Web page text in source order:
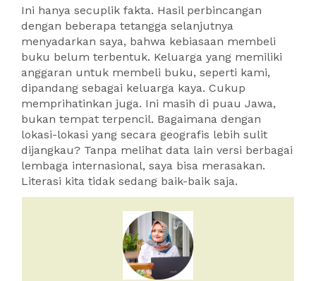
Ini hanya secuplik fakta. Hasil perbincangan
dengan beberapa tetangga selanjutnya
menyadarkan saya, bahwa kebiasaan membeli
buku belum terbentuk. Keluarga yang memiliki
anggaran untuk membeli buku, seperti kami,
dipandang sebagai keluarga kaya. Cukup
memprihatinkan juga. Ini masih di puau Jawa,
bukan tempat terpencil. Bagaimana dengan
lokasi-lokasi yang secara geografis lebih sulit
dijangkau? Tanpa melihat data lain versi berbagai
lembaga internasional, saya bisa merasakan.
Literasi kita tidak sedang baik-baik saja.